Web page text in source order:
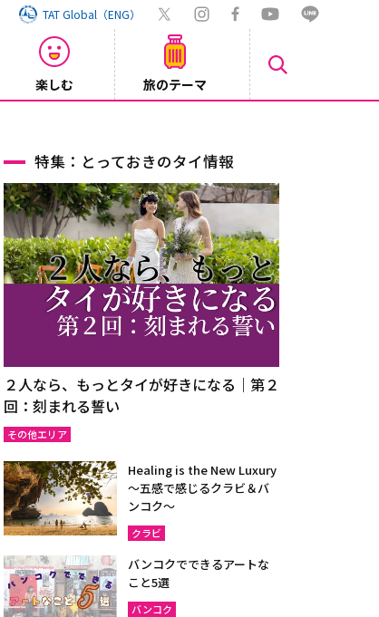
TAT Global（ENG）
楽しむ 旅のテーマ
特集：とっておきのタイ情報
２人なら、もっとタイが好きになる｜第２
回：刻まれる誓い
その他エリア
Healing is the New Luxury
～五感で感じるクラビ＆バ
ンコク～
クラビ
バンコクでできるアートな
こと5選
バンコク